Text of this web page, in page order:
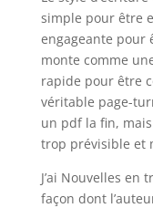
simple pour être
engageante pour
monte comme
rapide pour être
véritable page-
un pdf la fin,
trop prévisible et
J’ai Nouvelles
façon dont